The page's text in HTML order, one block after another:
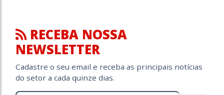
RECEBA NOSSA
NEWSLETTER
Cadastre o seu email e receba as principais notícias
do setor a cada quinze dias.